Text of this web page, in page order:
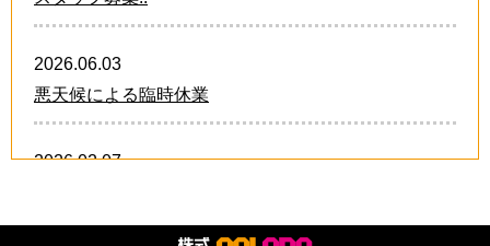
2026.06.03
悪天候による臨時休業
2026.02.07